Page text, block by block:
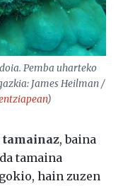
Pemba uharteko
James Heilman /
)
, baina
da tamaina
hain zuzen